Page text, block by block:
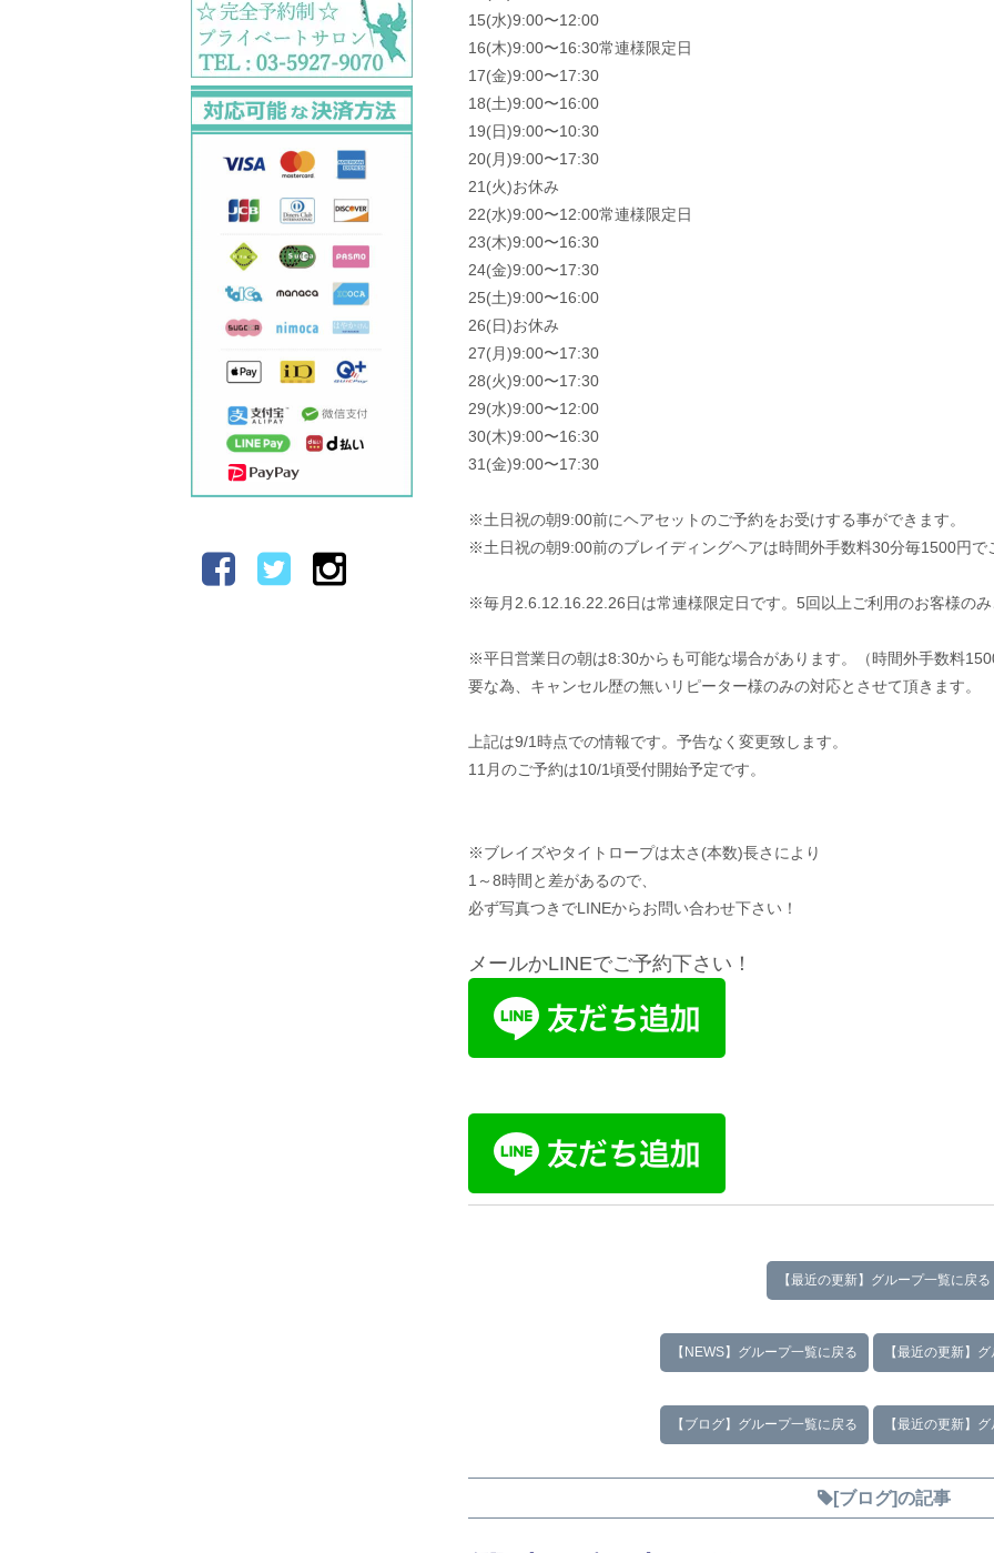
15(水)9:00〜12:00
16(木)9:00〜16:30常連様限定日
17(金)9:00〜17:30
18(土)9:00〜16:00
19(日)9:00〜10:30
20(月)9:00〜17:30
21(火)お休み
22(水)9:00〜12:00常連様限定日
23(木)9:00〜16:30
24(金)9:00〜17:30
25(土)9:00〜16:00
26(日)お休み
27(月)9:00〜17:30
28(火)9:00〜17:30
29(水)9:00〜12:00
30(木)9:00〜16:30
31(金)9:00〜17:30
※土日祝の朝9:00前にヘアセットのご予約をお受けする事ができます。
※土日祝の朝9:00前のブレイディングヘアは時間外手数料30分毎1500円で
※毎月2.6.12.16.22.26日は常連様限定日です。5回以上ご利用のお客様のみ
※平日営業日の朝は8:30からも可能な場合があります。（時間外手数料
要な為、キャンセル歴の無いリピーター様のみの対応とさせて頂きます。
上記は9/1時点での情報です。予告なく変更致します。
11月のご予約は10/1頃受付開始予定です。
※ブレイズやタイトロープは太さ(本数)長さにより
1～8時間と差があるので、
必ず写真つきでLINEからお問い合わせ下さい！
メールかLINEでご予約下さい！
【最近の更新】グループ一覧に戻る
【NEWS】グループ一覧に戻る 【最近の更新】
【ブログ】グループ一覧に戻る 【最近の更新】
[ブログ]の記事